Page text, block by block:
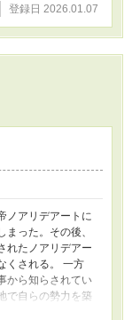
登録日 2026.01.07
ノアリデアートに
った。その後、
れたノアリデアー
くされる。 一方
から知らされてい
で自らの勢力を築
ようになり、半治